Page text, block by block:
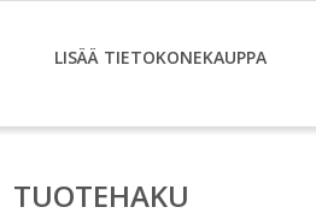
LISÄÄ TIETOKONEKAUPPA
TUOTEHAKU